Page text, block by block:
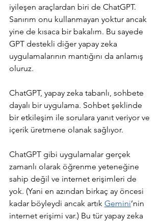
iyileşen araçlardan biri de ChatGPT.
Sanırım onu kullanmayan yoktur ancak
yine de kısaca bir bakalım. Bu sayede
GPT destekli diğer yapay zeka
uygulamalarının mantığını da anlamış
oluruz.
ChatGPT, yapay zeka tabanlı, sohbete
dayalı bir uygulama. Sohbet şeklinde
bir etkileşim ile sorulara yanıt veriyor ve
içerik üretmene olanak sağlıyor.
ChatGPT gibi uygulamalar gerçek
zamanlı olarak öğrenme yeteneğine
sahip değil ve internet erişimleri de
yok. (Yani en azından birkaç ay öncesi
kadar böyleydi ancak artık Gemini’nin
internet erişimi var.) Bu tür yapay zeka